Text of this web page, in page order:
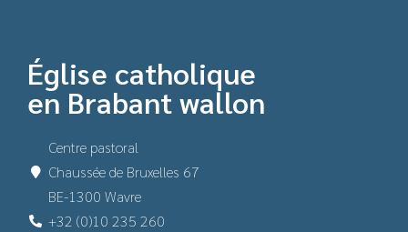
Église catholique
en Brabant wallon
Centre pastoral
Chaussée de Bruxelles 67
BE-1300 Wavre
+32 (0)10 235 260